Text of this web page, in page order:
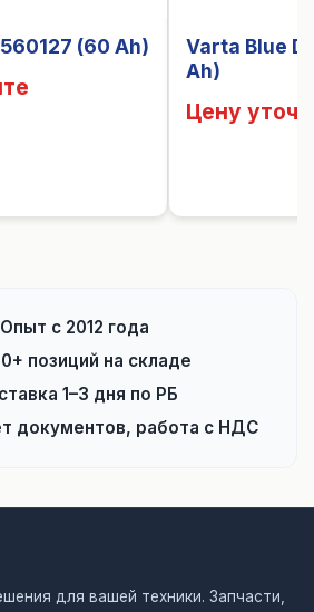
Varta Blue Dyn 560127 (60 Ah)
Varta Blue
Ah)
Цену
Опыт с 2012 года
позиций на складе
1–3 дня по РБ
документов, работа с НДС
для вашей техники. Запчасти,